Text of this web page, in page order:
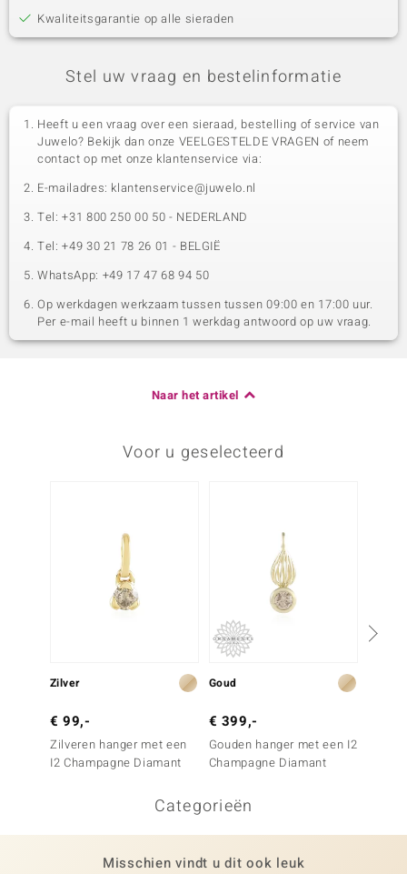
Kwaliteitsgarantie op alle sieraden
Stel uw vraag en bestelinformatie
Heeft u een vraag over een sieraad, bestelling of service van
Juwelo? Bekijk dan onze VEELGESTELDE VRAGEN of neem
contact op met onze klantenservice via:
E-mailadres: klantenservice@juwelo.nl
Tel: +31 800 250 00 50 - NEDERLAND
Tel: +49 30 21 78 26 01 - BELGIË
WhatsApp: +49 17 47 68 94 50
Op werkdagen werkzaam tussen tussen 09:00 en 17:00 uur.
Per e-mail heeft u binnen 1 werkdag antwoord op uw vraag.
Naar het artikel
Voor u geselecteerd
Zilver
€ 99,-
Zilveren hanger met een
I2 Champagne Diamant
Goud
€ 399,-
Gouden hanger met een I2
Champagne Diamant
Categorieën
Misschien vindt u dit ook leuk